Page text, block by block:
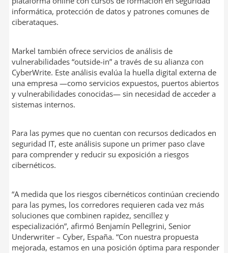
informática, protección de datos y patrones comunes de
ciberataques.
Markel también ofrece servicios de análisis de
vulnerabilidades “outside-in” a través de su alianza con
CyberWrite. Este análisis evalúa la huella digital externa de
una empresa —como servicios expuestos, puertos abiertos
y vulnerabilidades conocidas— sin necesidad de acceder a
sistemas internos.
Para las pymes que no cuentan con recursos dedicados en
seguridad IT, este análisis supone un primer paso clave
para comprender y reducir su exposición a riesgos
cibernéticos.
“A medida que los riesgos cibernéticos continúan creciendo
para las pymes, los corredores requieren cada vez más
soluciones que combinen rapidez, sencillez y
especialización”, afirmó Benjamín Pellegrini, Senior
Underwriter – Cyber, España. “Con nuestra propuesta
mejorada, estamos en una posición óptima para responder